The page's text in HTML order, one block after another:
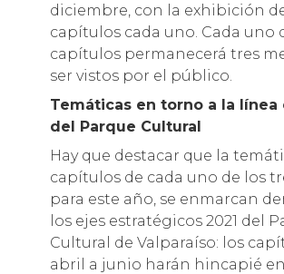
diciembre, con la exhibición
capítulos cada uno. Cada uno
capítulos permanecerá tres
ser vistos por el público.
Temáticas en torno a la
del Parque Cultural
Hay que destacar que la
capítulos de cada uno de los
para este año, se enmarcan
los ejes estratégicos 2021 del
Cultural de Valparaíso: los
abril a junio harán hincapié